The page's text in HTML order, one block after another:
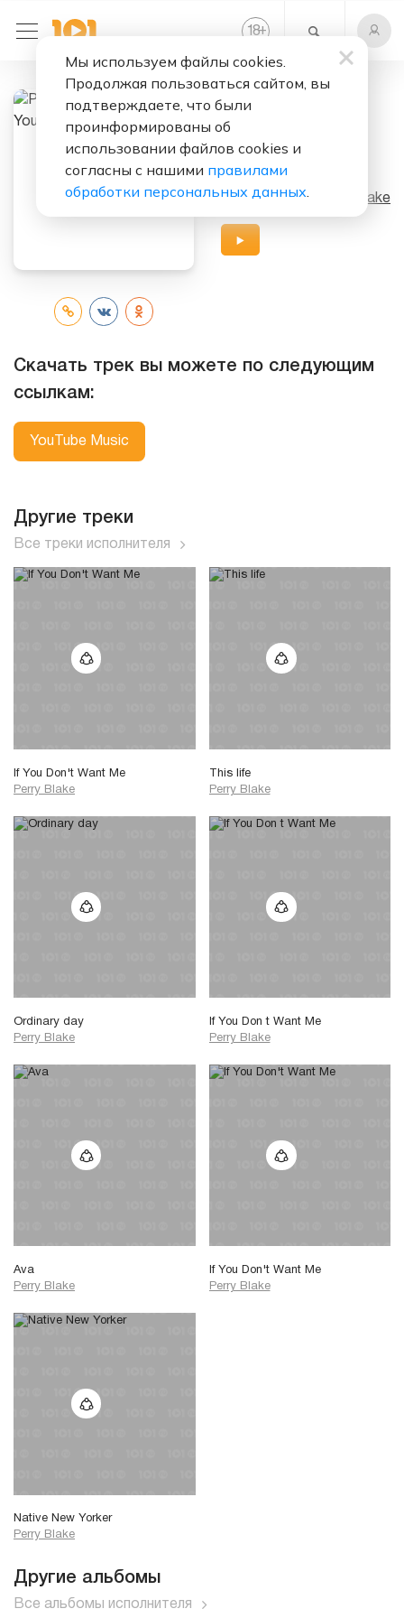
18+
Слушать бесплатно
These Young
Исполнители: Perry Blake
Скачать трек вы можете по следующим
ссылкам:
YouTube Music
Другие треки
Все треки исполнителя
If You Don't Want Me
Perry Blake
This life
Perry Blake
Ordinary day
Perry Blake
If You Don t Want Me
Perry Blake
Ava
Perry Blake
If You Don't Want Me
Perry Blake
Native New Yorker
Perry Blake
Другие альбомы
Все альбомы исполнителя
Мы используем файлы cookies.
Продолжая пользоваться сайтом, вы
подтверждаете, что были
проинформированы об
использовании файлов cookies и
согласны с нашими правилами
обработки персональных данных.